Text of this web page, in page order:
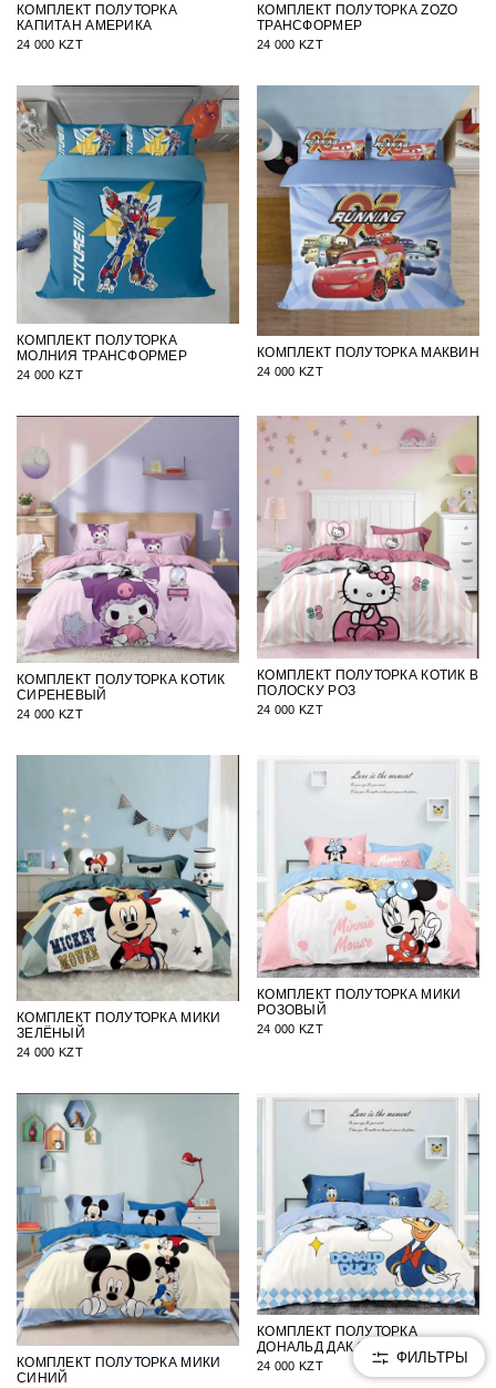
ФИЛЬТРЫ
КОМПЛЕКТ ПОЛУТОРКА
КАПИТАН АМЕРИКА
24 000 KZT
КОМПЛЕКТ ПОЛУТОРКА ZOZO
ТРАНСФОРМЕР
24 000 KZT
КОМПЛЕКТ ПОЛУТОРКА
МОЛНИЯ ТРАНСФОРМЕР
24 000 KZT
КОМПЛЕКТ ПОЛУТОРКА МАКВИН
24 000 KZT
КОМПЛЕКТ ПОЛУТОРКА КОТИК
СИРЕНЕВЫЙ
24 000 KZT
КОМПЛЕКТ ПОЛУТОРКА КОТИК В
ПОЛОСКУ РОЗ
24 000 KZT
КОМПЛЕКТ ПОЛУТОРКА МИКИ
ЗЕЛЁНЫЙ
24 000 KZT
КОМПЛЕКТ ПОЛУТОРКА МИКИ
РОЗОВЫЙ
24 000 KZT
КОМПЛЕКТ ПОЛУТОРКА МИКИ
СИНИЙ
КОМПЛЕКТ ПОЛУТОРКА
ДОНАЛЬД ДАК СИНИЙ
24 000 KZT